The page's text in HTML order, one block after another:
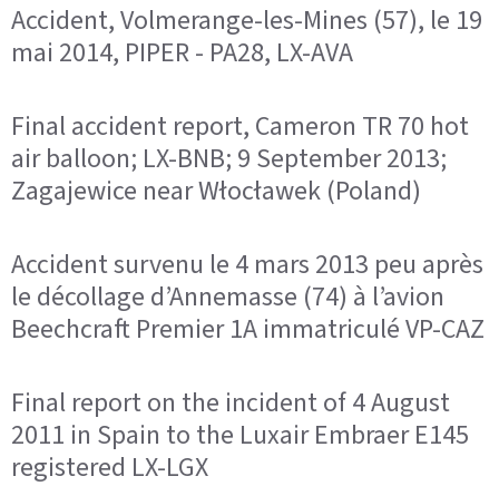
Accident, Volmerange-les-Mines (57), le 19
mai 2014, PIPER - PA28, LX-AVA
Final accident report, Cameron TR 70 hot
air balloon; LX-BNB; 9 September 2013;
Zagajewice near Włocławek (Poland)
Accident survenu le 4 mars 2013 peu après
le décollage d’Annemasse (74) à l’avion
Beechcraft Premier 1A immatriculé VP-CAZ
Final report on the incident of 4 August
2011 in Spain to the Luxair Embraer E145
registered LX-LGX